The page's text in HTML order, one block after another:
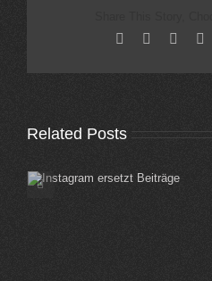
Facebook Reddit
Related Posts